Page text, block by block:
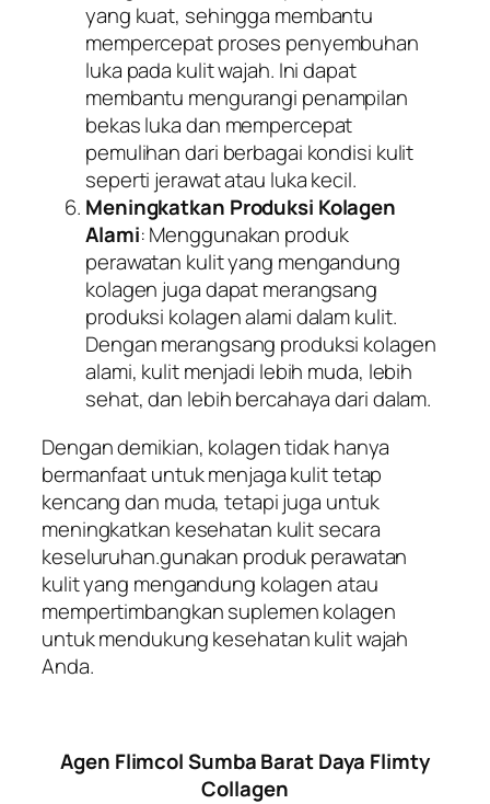
yang kuat, sehingga membantu
mempercepat proses penyembuhan
luka pada kulit wajah. Ini dapat
membantu mengurangi penampilan
bekas luka dan mempercepat
pemulihan dari berbagai kondisi kulit
seperti jerawat atau luka kecil.
Meningkatkan Produksi Kolagen
Alami: Menggunakan produk
perawatan kulit yang mengandung
kolagen juga dapat merangsang
produksi kolagen alami dalam kulit.
Dengan merangsang produksi kolagen
alami, kulit menjadi lebih muda, lebih
sehat, dan lebih bercahaya dari dalam.
Dengan demikian, kolagen tidak hanya
bermanfaat untuk menjaga kulit tetap
kencang dan muda, tetapi juga untuk
meningkatkan kesehatan kulit secara
keseluruhan.gunakan produk perawatan
kulit yang mengandung kolagen atau
mempertimbangkan suplemen kolagen
untuk mendukung kesehatan kulit wajah
Anda.
Agen Flimcol Sumba Barat Daya Flimty
Collagen